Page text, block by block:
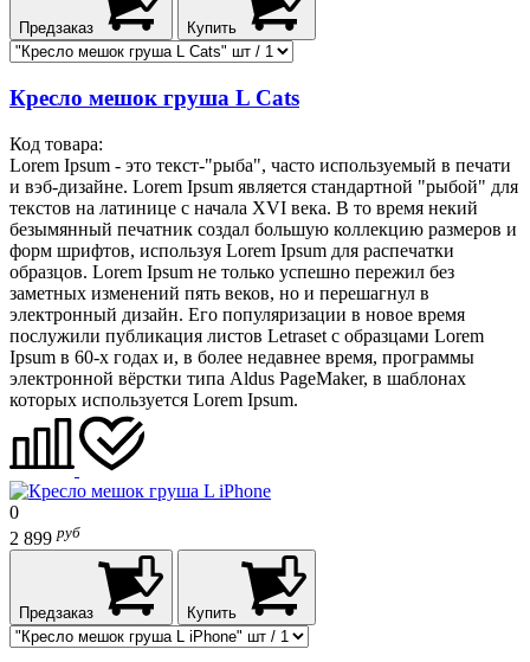
Предзаказ Купить
Кресло мешок груша L Cats
Код товара:
Lorem Ipsum - это текст-"рыба", часто используемый в печати
и вэб-дизайне. Lorem Ipsum является стандартной "рыбой" для
текстов на латинице с начала XVI века. В то время некий
безымянный печатник создал большую коллекцию размеров и
форм шрифтов, используя Lorem Ipsum для распечатки
образцов. Lorem Ipsum не только успешно пережил без
заметных изменений пять веков, но и перешагнул в
электронный дизайн. Его популяризации в новое время
послужили публикация листов Letraset с образцами Lorem
Ipsum в 60-х годах и, в более недавнее время, программы
электронной вёрстки типа Aldus PageMaker, в шаблонах
которых используется Lorem Ipsum.
0
2 899 руб
Предзаказ Купить